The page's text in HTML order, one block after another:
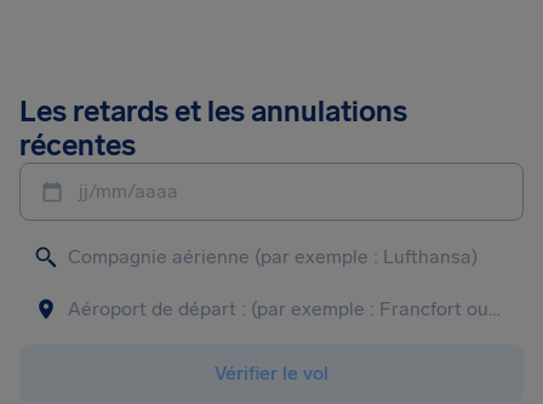
Les retards et les annulations
récentes
jj/mm/aaaa
Vérifier le vol